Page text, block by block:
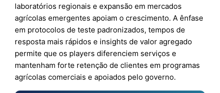
laboratórios regionais e expansão em mercados
agrícolas emergentes apoiam o crescimento. A ênfase
em protocolos de teste padronizados, tempos de
resposta mais rápidos e insights de valor agregado
permite que os players diferenciem serviços e
mantenham forte retenção de clientes em programas
agrícolas comerciais e apoiados pelo governo.